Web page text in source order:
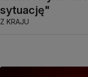
sytuację"
Z KRAJU